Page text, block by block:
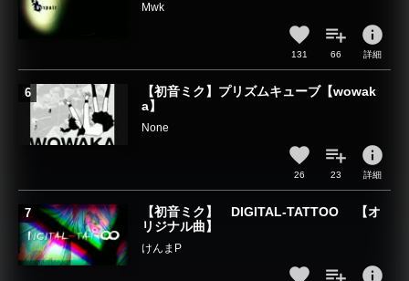
Mwk
131 66
info
詳細
【初音ミク】プリズムキューブ【wowak
a】
None
26 23
info
詳細
【初音ミク】 DIGITAL-TATTOO 【オ
リジナル曲】
けんまP
info